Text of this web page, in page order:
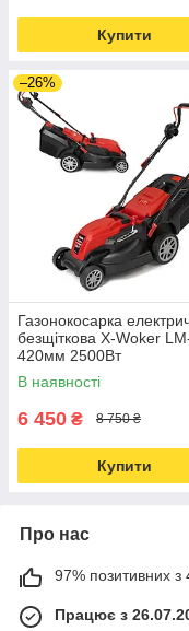
Купити
–26%
Газонокосарка
безщіткова X-Woker
420мм 2500Вт
В наявності
6 450 ₴ 8 750 ₴
Купити
Про нас
97% позитивних з
Працює з